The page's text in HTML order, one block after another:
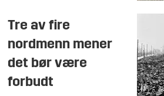
Tre av fire
nordmenn mener
det bør være
forbudt